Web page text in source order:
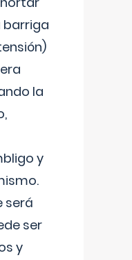
barriga
la
y
será
ser
y